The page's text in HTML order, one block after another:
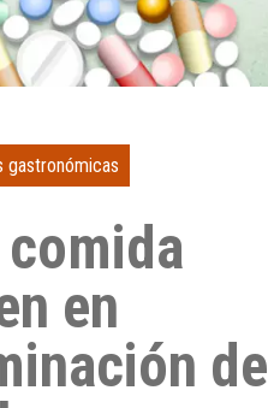
gastronómicas
en
de